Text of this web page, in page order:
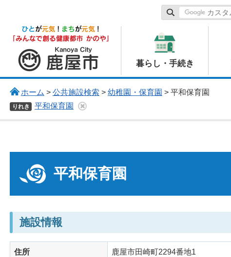
鹿屋市
暮らし・手続き
ホーム > 公共施設検索 > 幼稚園・保育園 > 平和保育園
りれき 平和保育園
平和保育園
施設情報
住所 鹿屋市田崎町2294番地1